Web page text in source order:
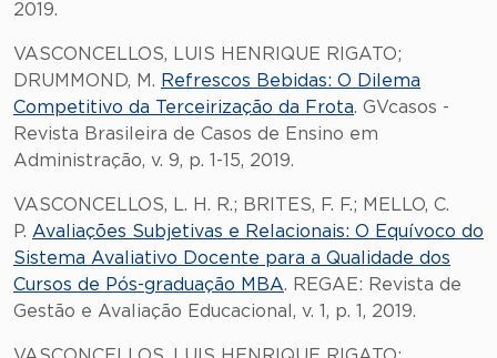
2019.
VASCONCELLOS, LUIS HENRIQUE RIGATO;
DRUMMOND, M. Refrescos Bebidas: O Dilema
Competitivo da Terceirização da Frota. GVcasos -
Revista Brasileira de Casos de Ensino em
Administração, v. 9, p. 1-15, 2019.
VASCONCELLOS, L. H. R.; BRITES, F. F.; MELLO, C.
P. Avaliações Subjetivas e Relacionais: O Equívoco do
Sistema Avaliativo Docente para a Qualidade dos
Cursos de Pós-graduação MBA. REGAE: Revista de
Gestão e Avaliação Educacional, v. 1, p. 1, 2019.